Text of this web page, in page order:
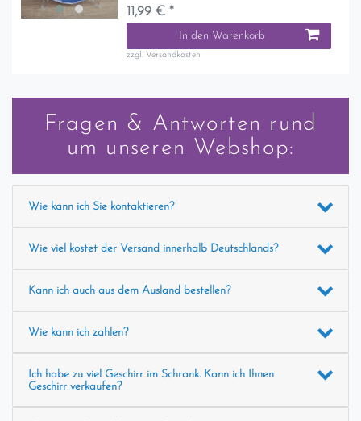
11,99 € *
In den Warenkorb
zzgl. Versandkosten
Fragen & Antworten rund
um unseren Webshop:
Wie kann ich Sie kontaktieren?
Wie viel kostet der Versand innerhalb Deutschlands?
Kann ich auch aus dem Ausland bestellen?
Wie kann ich zahlen?
Ich habe zu viel Geschirr im Schrank. Kann ich Ihnen
Geschirr verkaufen?